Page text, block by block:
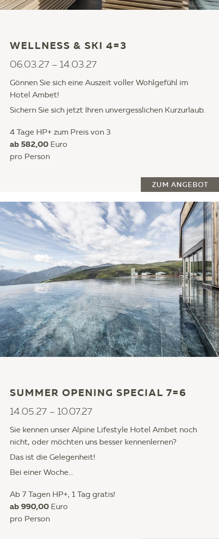
WELLNESS & SKI 4=3
06.03.27 – 14.03.27
Gönnen Sie sich eine Auszeit voller Wohlgefühl im
Hotel Ambet!
Sichern Sie sich jetzt Ihren unvergesslichen Kurzurlaub.
4 Tage HP+ zum Preis von 3
ab 582,00 Euro
pro Person
ZUM ANGEBOT
SUMMER OPENING SPECIAL 7=6
14.05.27 – 10.07.27
Sie kennen unser Alpine Lifestyle Hotel Ambet noch
nicht, oder möchten uns besser kennenlernen?
Das ist die Gelegenheit!
Bei einer Woche...
Ab 7 Tagen HP+, 1 Tag gratis!
ab 990,00 Euro
pro Person